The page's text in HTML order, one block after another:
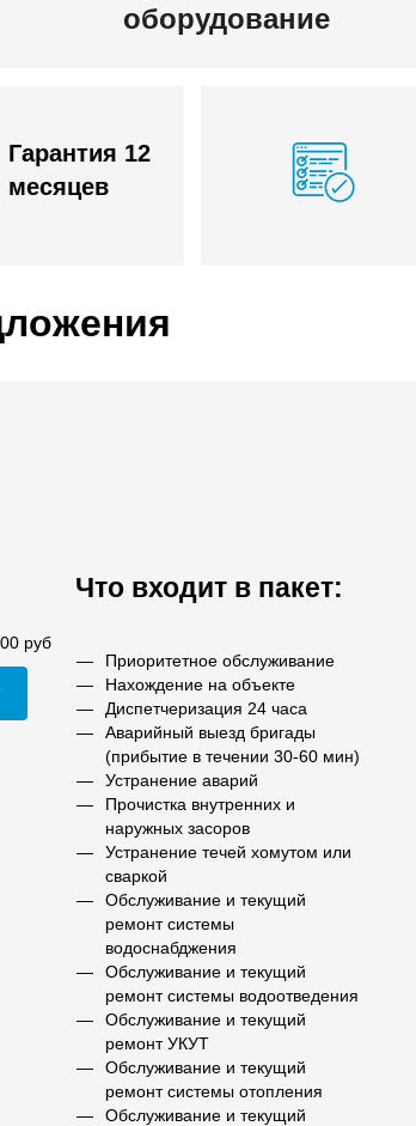
оборудование
Гарантия 12
месяцев
руб
Что входит в пакет:
Приоритетное обслуживание
Нахождение на объекте
Диспетчеризация 24 часа
Аварийный выезд бригады
(прибытие в течении 30-60 мин)
Устранение аварий
Прочистка внутренних и
наружных засоров
Устранение течей хомутом или
сваркой
Обслуживание и текущий
ремонт системы
водоснабджения
Обслуживание и текущий
ремонт системы водоотведения
Обслуживание и текущий
ремонт УКУТ
Обслуживание и текущий
ремонт системы отопления
Обслуживание и текущий